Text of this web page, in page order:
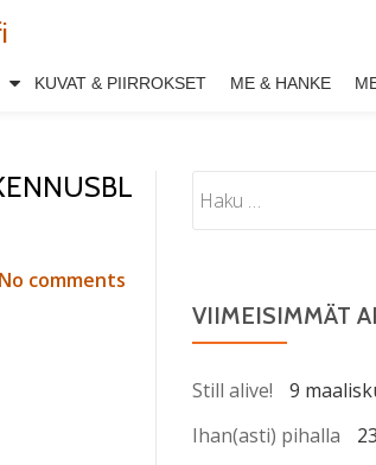
KUVAT & PIIRROKSET ME & HANKE
No comments
VIIMEISIMMÄT
Still alive!
9
Ihan(asti) pihalla